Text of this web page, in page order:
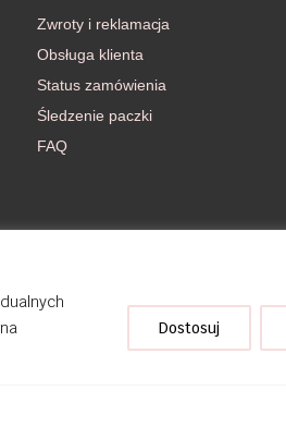
Dostosuj
Zwroty i reklamacja
Obsługa klienta
Status zamówienia
Śledzenie paczki
FAQ